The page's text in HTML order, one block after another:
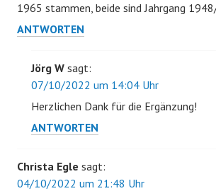
1965 stammen, beide sind Jahrgang
ANTWORTEN
Jörg W sagt:
07/10/2022 um 14:04 Uhr
Herzlichen Dank für die Ergänzung!
ANTWORTEN
Christa Egle sagt:
04/10/2022 um 21:48 Uhr